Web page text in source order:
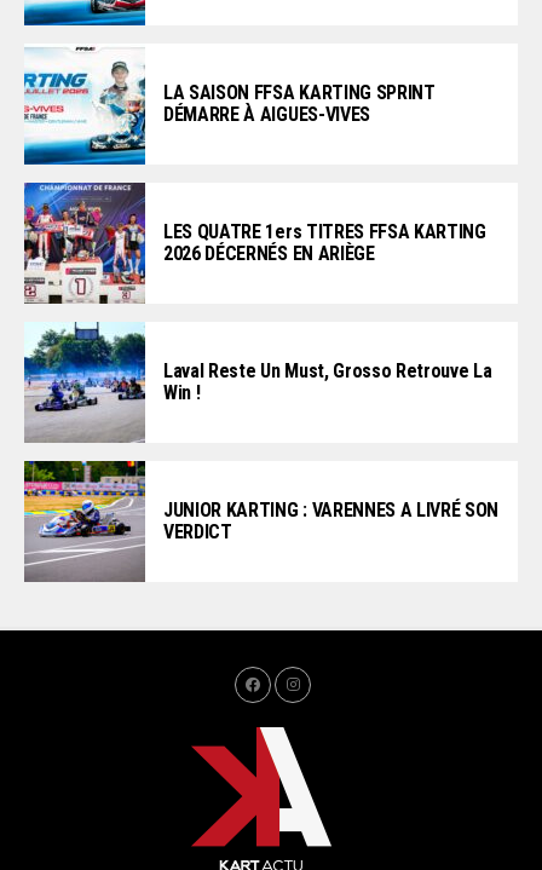
LA SAISON FFSA KARTING SPRINT
DÉMARRE À AIGUES-VIVES
LES QUATRE 1ers TITRES FFSA KARTING
2026 DÉCERNÉS EN ARIÈGE
Laval Reste Un Must, Grosso Retrouve La
Win !
JUNIOR KARTING : VARENNES A LIVRÉ SON
VERDICT